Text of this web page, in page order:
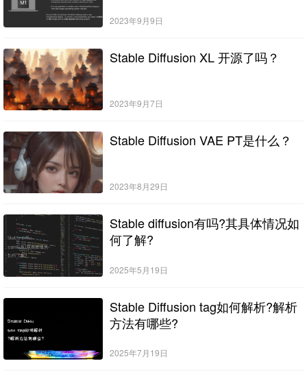
2023年9月9日
Stable Diffusion XL 开源了吗？
2023年9月7日
Stable Diffusion VAE PT是什么？
2023年8月29日
Stable diffusion有吗?其具体情况如
何了解?
2025年5月19日
Stable Diffusion tag如何解析?解析
方法有哪些?
2025年7月19日